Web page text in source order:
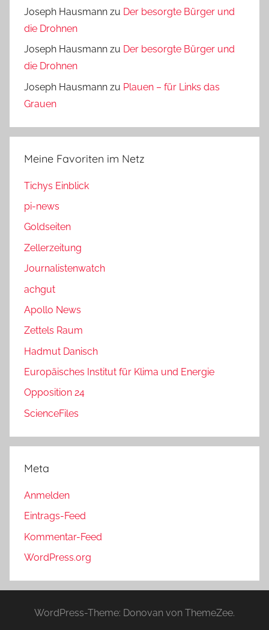
Joseph Hausmann zu Der besorgte Bürger und
die Drohnen
Joseph Hausmann zu Der besorgte Bürger und
die Drohnen
Joseph Hausmann zu Plauen – für Links das
Grauen
Meine Favoriten im Netz
Tichys Einblick
pi-news
Goldseiten
Zellerzeitung
Journalistenwatch
achgut
Apollo News
Zettels Raum
Hadmut Danisch
Europäisches Institut für Klima und Energie
Opposition 24
ScienceFiles
Meta
Anmelden
Eintrags-Feed
Kommentar-Feed
WordPress.org
WordPress-Theme: Donovan von ThemeZee.